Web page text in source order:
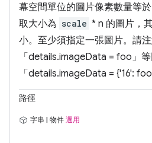
幕空間單位的圖片像素數量等於
取大小為 scale * n 的圖片，
小。至少須指定一張圖片。請注
「details.imageData = foo」
「details.imageData = {'16':
路徑
字串 | 物件 選用